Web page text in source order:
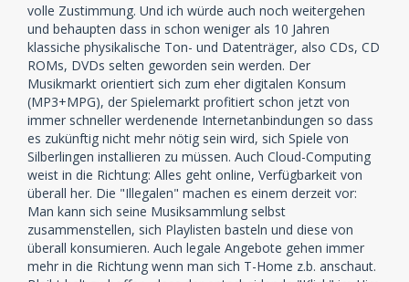
volle Zustimmung. Und ich würde auch noch weitergehen
und behaupten dass in schon weniger als 10 Jahren
klassiche physikalische Ton- und Datenträger, also CDs, CD
ROMs, DVDs selten geworden sein werden. Der
Musikmarkt orientiert sich zum eher digitalen Konsum
(MP3+MPG), der Spielemarkt profitiert schon jetzt von
immer schneller werdenende Internetanbindungen so dass
es zukünftig nicht mehr nötig sein wird, sich Spiele von
Silberlingen installieren zu müssen. Auch Cloud-Computing
weist in die Richtung: Alles geht online, Verfügbarkeit von
überall her. Die "Illegalen" machen es einem derzeit vor:
Man kann sich seine Musiksammlung selbst
zusammenstellen, sich Playlisten basteln und diese von
überall konsumieren. Auch legale Angebote gehen immer
mehr in die Richtung wenn man sich T-Home z.b. anschaut.